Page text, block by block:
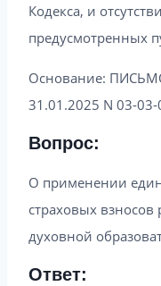
Кодекса, и
предусмотренных
Основание:
31.01.2025 N 03-
Вопрос:
О применении
страховых
духовной
Ответ: